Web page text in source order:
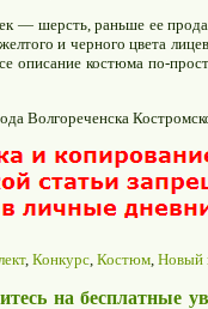
— шерсть, раньше ее
и черного цвета
описание костюма по-
Волгореченска
, Конкурс, Костюм, Новый
на бесплатные